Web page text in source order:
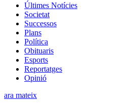
Últimes Notícies
Societat
Successos
Plans
Política
Obituaris
Esports
Reportatges
Opinió
ara mateix